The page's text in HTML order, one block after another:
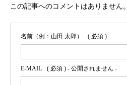
この記事へのコメントはありません。
名前（例：山田 太郎） ( 必須 )
E-MAIL ( 必須 ) - 公開されません -